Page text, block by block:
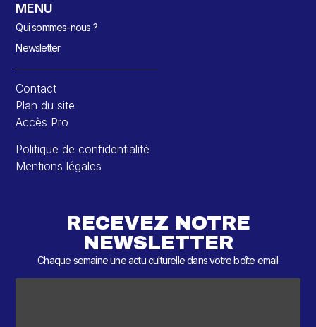
MENU
Qui sommes-nous ?
Newsletter
Contact
Plan du site
Accès Pro
Politique de confidentialité
Mentions légales
RECEVEZ NOTRE
NEWSLETTER
Chaque semaine une actu culturelle dans votre boîte email